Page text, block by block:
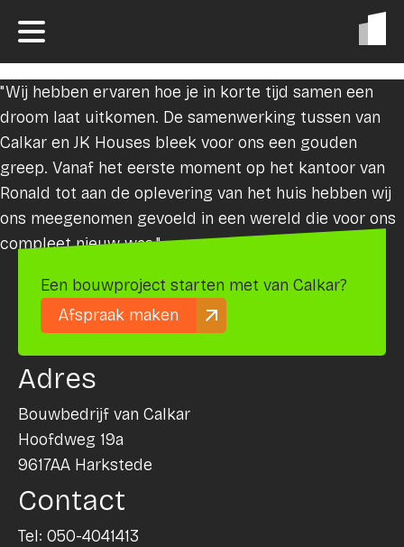
"Wij hebben ervaren hoe je in korte tijd samen een
droom laat uitkomen. De samenwerking tussen van
Calkar en JK Houses bleek voor ons een gouden
greep. Vanaf het eerste moment op het kantoor van
Ronald tot aan de oplevering van het huis hebben wij
ons meegenomen gevoeld in een wereld die voor ons
compleet nieuw was."
Een bouwproject starten met van Calkar?
Afspraak maken
Adres
Bouwbedrijf van Calkar
Hoofdweg 19a
9617AA Harkstede
Contact
Tel: 050-4041413